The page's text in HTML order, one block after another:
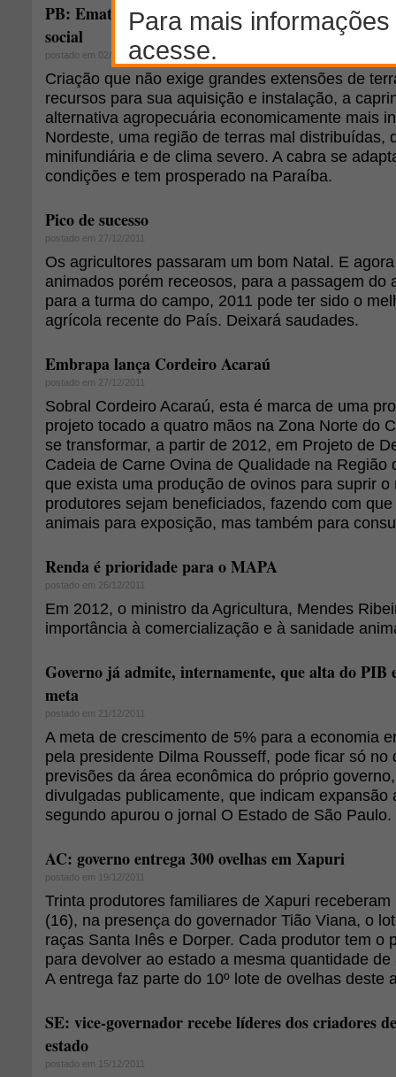
PB: Emater incentiva criação de caprinos como
social
postado em 02/01/2012
Criação que não exige grandes extensões de
recursos para sua aquisição e instalação, a
alternativa agropecuária economicamente mais
Nordeste, uma região de terras mal distribuídas,
minifundiária e de clima severo. A cabra se
condições e tem prosperado na Paraíba.
Pico de sucesso
postado em 27/12/2011
Os agricultores passaram um bom Natal. E
animados porém receosos, para a passagem do
para a turma do campo, 2011 pode ter sido o
agrícola recente do País. Deixará saudades.
Embrapa lança Cordeiro Acaraú
postado em 27/12/2011
Sobral Cordeiro Acaraú, esta é marca de uma
projeto tocado a quatro mãos na Zona Norte do
se transformar, a partir de 2012, em Projeto de
Cadeia de Carne Ovina de Qualidade na Região
que exista uma produção de ovinos para suprir o
produtores sejam beneficiados, fazendo com
animais para exposição, mas também para
Renda é prioridade para o MAPA
postado em 26/12/2011
Em 2012, o ministro da Agricultura, Mendes
importância à comercialização e à sanidade
Governo já admite, internamente, que alta do PIB
meta
postado em 21/12/2011
A meta de crescimento de 5% para a economia
pela presidente Dilma Rousseff, pode ficar só no
previsões da área econômica do próprio
divulgadas publicamente, que indicam expansão
segundo apurou o jornal O Estado de São Paulo.
AC: governo entrega 300 ovelhas em Xapuri
postado em 19/12/2011
Trinta produtores familiares de Xapuri
(16), na presença do governador Tião Viana, o
raças Santa Inês e Dorper. Cada produtor tem o
para devolver ao estado a mesma quantidade
A entrega faz parte do 10º lote de ovelhas deste
SE: vice-governador recebe líderes dos criadores
estado
postado em 15/12/2011